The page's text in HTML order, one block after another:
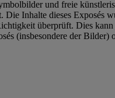
und freie
Die Inhalte dieses
überprüft. Dies
(insbesondere der